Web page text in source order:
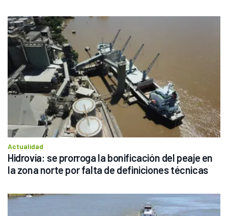
Actualidad
Hidrovía: se prorroga la bonificación del peaje en
la zona norte por falta de definiciones técnicas